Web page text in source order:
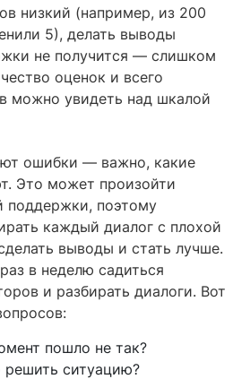
низкий (например, из 200
5), делать выводы
не получится — слишком
оценок и всего
можно увидеть над шкалой
ошибки — важно, какие
Это может произойти
поддержки, поэтому
каждый диалог с плохой
выводы и стать лучше.
в неделю садиться
и разбирать диалоги. Вот
пошло не так?
ситуацию?